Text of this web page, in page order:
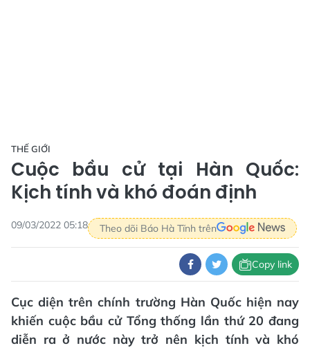
THẾ GIỚI
Cuộc bầu cử tại Hàn Quốc:
Kịch tính và khó đoán định
09/03/2022 05:18 Theo dõi Báo Hà Tĩnh trên
Copy link
Cục diện trên chính trường Hàn Quốc hiện nay
khiến cuộc bầu cử Tổng thống lần thứ 20 đang
diễn ra ở nước này trở nên kịch tính và khó